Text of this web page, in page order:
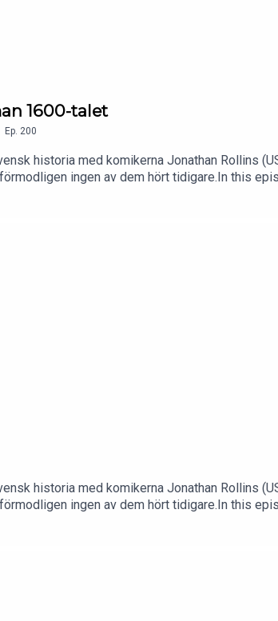
1600-talet
Ep. 200
historia med komikerna Jonathan Rollins
ingen av dem hört tidigare.In this
teachmesweden
historia med komikerna Jonathan Rollins
ingen av dem hört tidigare.In this
anything. Enjoy!Support this podcast at